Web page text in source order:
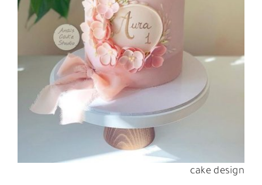
cake design